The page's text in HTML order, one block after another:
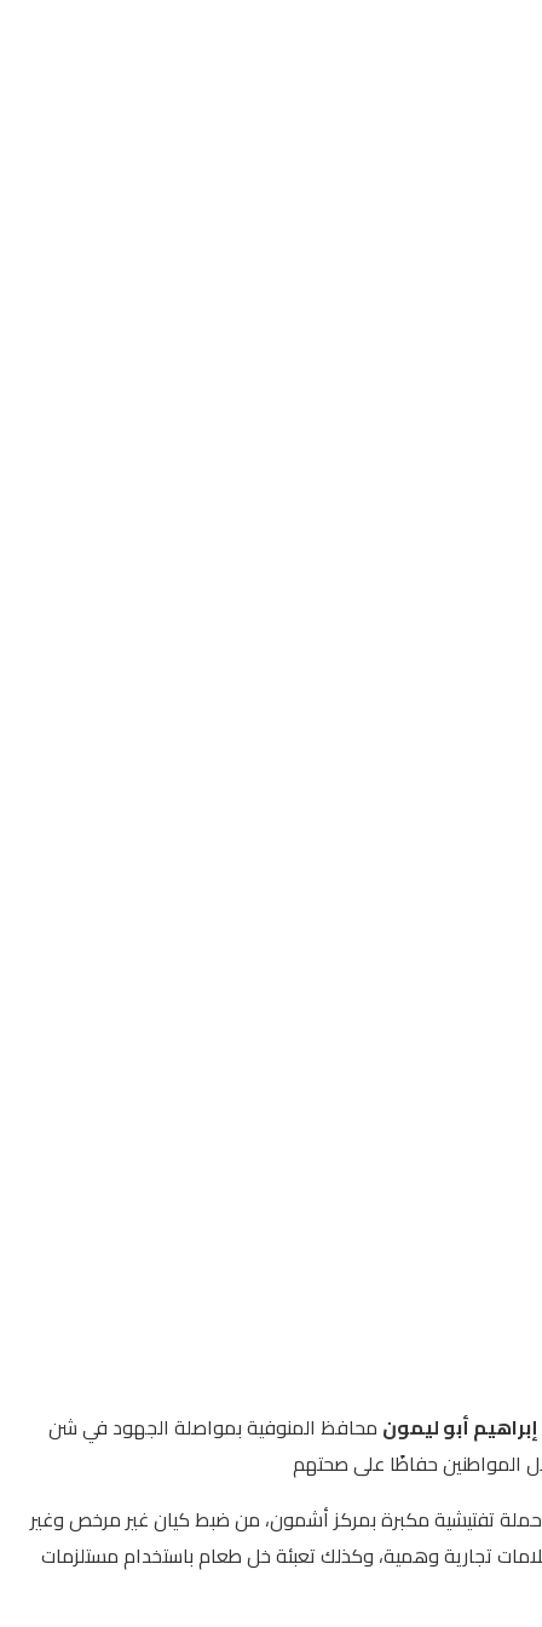
إبراهيم أبو ليمون محافظ المنوفية بمواصلة الجهود في شن
المواطنين حفاظًا على صحتهم
تفتيشية مكبرة بمركز أشمون، من ضبط كيان غير مرخص وغير
تجارية وهمية، وكذلك تعبئة خل طعام باستخدام مستلزمات